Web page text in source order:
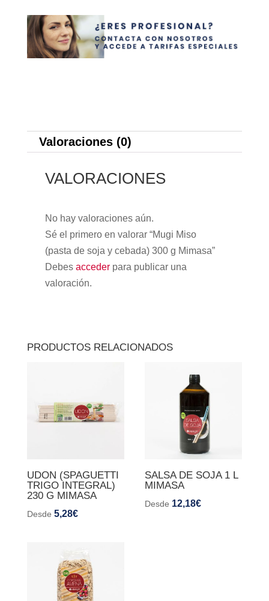
cantidad
Valoraciones (0)
VALORACIONES
No hay valoraciones aún.
Sé el primero en valorar “Mugi Miso
(pasta de soja y cebada) 300 g Mimasa”
Debes accederpara publicar una
valoración.
PRODUCTOS RELACIONADOS
UDON (SPAGUETTI
TRIGO INTEGRAL)
230 G MIMASA
Desde 5,28€
SALSA DE SOJA 1 L
MIMASA
Desde 12,18€